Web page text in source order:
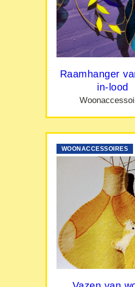
Raamhanger
in-lood
WOONACCESSOIRES